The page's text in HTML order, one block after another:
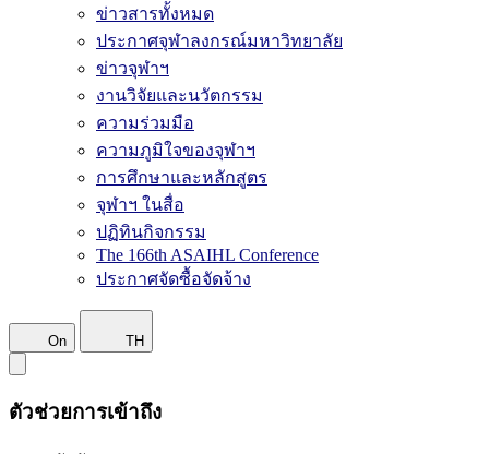
ข่าวสารทั้งหมด
ประกาศจุฬาลงกรณ์มหาวิทยาลัย
ข่าวจุฬาฯ
งานวิจัยและนวัตกรรม
ความร่วมมือ
ความภูมิใจของจุฬาฯ
การศึกษาและหลักสูตร
จุฬาฯ ในสื่อ
ปฏิทินกิจกรรม
The 166th ASAIHL Conference
ประกาศจัดซื้อจัดจ้าง
On TH
ตัวช่วยการเข้าถึง